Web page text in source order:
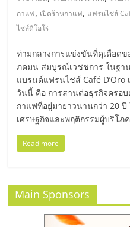
มอี
ไทย,
SMEs,
แฟ
รน
ไชส์,
ที่
กาแฟ, เปิดร้านกาแฟ, แฟรนไชส์
ไชส์ดิโอโร่
ท่ามกลางการแข่งขันที่ดุเดือด
ภคมน สมบูรณ์เวชชการ ในฐา
แบรนด์แฟรนไชส์ Café D’Oro
วันนี้ คือ การสานต่อธุรกิจครอ
กาแฟที่อยู่มายาวนานกว่า 20
เศรษฐกิจและพฤติกรรมผู้บริโภ
Read more
Main Sponsors